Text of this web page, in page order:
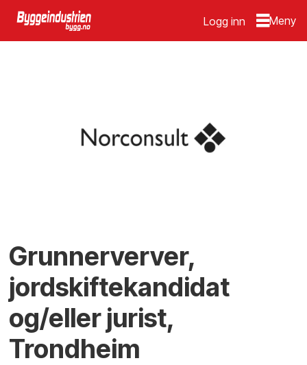
Logg inn
Grunnerverver,
jordskiftekandidat
og/eller jurist,
Trondheim